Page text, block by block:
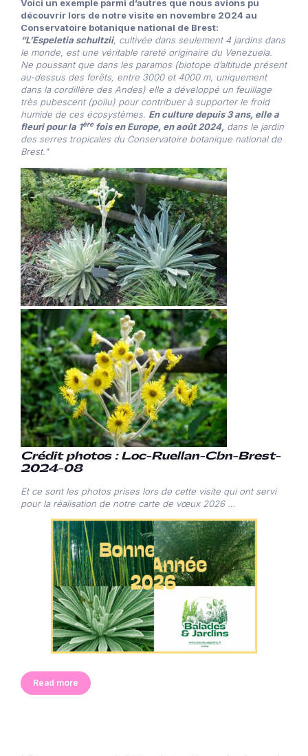
Voici un exemple parmi d’autres que nous avions pu
découvrir lors de notre visite en novembre 2024 au
Conservatoire botanique national de Brest:
“L’Espeletia schultzii, cultivée dans seulement 4 jardins dans
le monde, est une véritable rareté originaire du Venezuela.
Ne poussant que dans les paramos (biotope d’altitude présent
au-dessus des forêts, entre 3000 et 4000 m, uniquement
dans la cordillère des Andes) elle a développé un feuillage
très pubescent (poilu) pour contribuer à supporter le froid
humide de ces écosystèmes. En culture depuis 3 ans, elle a
fleuri pour la 1èrefois en Europe, en août 2024, dans le jardin
des serres tropicales du Conservatoire botanique national de
Brest.”
Crédit photos : Loc-Ruellan-Cbn-Brest-
2024-08
Et ce sont les photos prises lors de cette visite qui ont servi
pour la réalisation de notre carte de vœux 2026 …
Read more